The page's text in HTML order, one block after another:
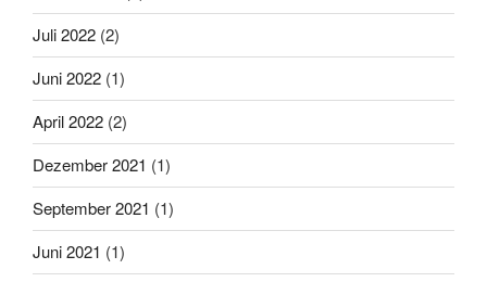
Juli 2022 (2)
Juni 2022 (1)
April 2022 (2)
Dezember 2021 (1)
September 2021 (1)
Juni 2021 (1)